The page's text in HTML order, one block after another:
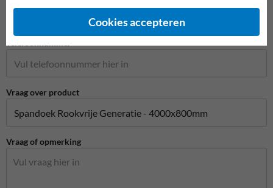
Vraag over product
Vraag of opmerking
Cookies accepteren